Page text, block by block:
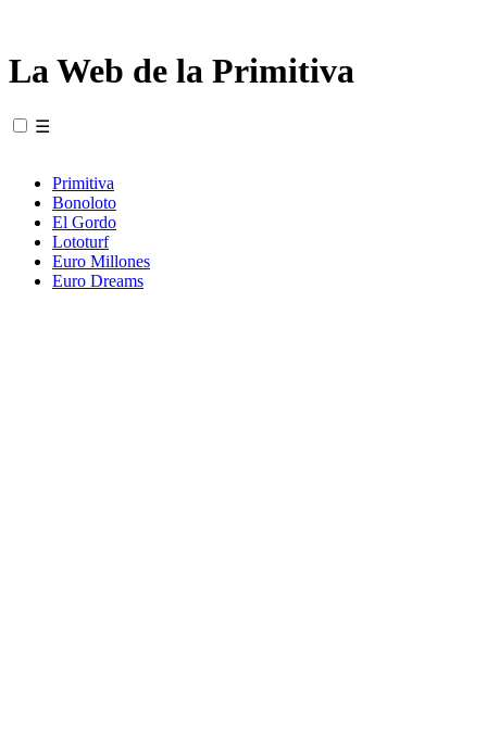
La Web de la Primitiva
☰
Primitiva
Bonoloto
El Gordo
Lototurf
Euro Millones
Euro Dreams